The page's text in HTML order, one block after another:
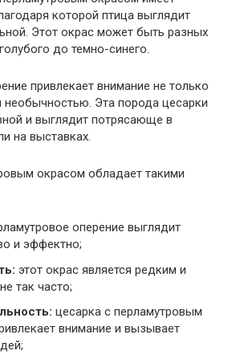
которой птица выглядит
Этот окрас может быть разных
до темно-синего.
привлекает внимание не только
необычностью. Эта порода цесарки
и выглядит потрясающе в
на выставках.
окрасом обладает такими
оперение выглядит
и эффектно;
этот окрас является редким и
так часто;
цесарка с перламутровым
внимание и вызывает